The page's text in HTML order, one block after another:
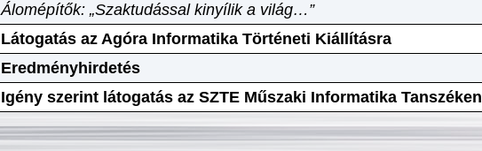
Álomépítők: „Szaktudással kinyílik a világ…”
Látogatás az Agóra Informatika Történeti Kiállításra
Eredményhirdetés
Igény szerint látogatás az SZTE Műszaki Informatika Tanszéken